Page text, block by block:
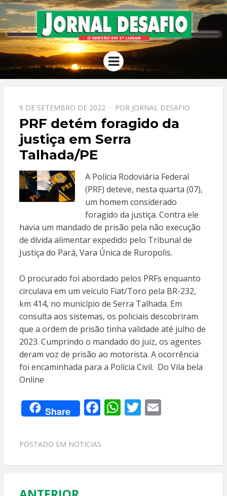
JORNAL
DESAFIO
O Sertão em 1º Lugar
Menu
PPOSTADO
EM
9 DE SETEMBRO DE 2022 POR JORNAL DESAFIO
PRF detém foragido da
justiça em Serra
Talhada/PE
A Polícia Rodoviária Federal
(PRF) deteve, nesta quarta (07),
um homem considerado
foragido da justiça. Contra ele
havia um mandado de prisão pela não execução
de dívida alimentar expedido pelo Tribunal de
Justiça do Pará, Vara Única de Ruropolis.
O procurado foi abordado pelos PRFs enquanto
circulava em um veículo Fiat/Toro pela BR-232,
km 414, no município de Serra Talhada. Em
consulta aos sistemas, os policiais descobriram
que a ordem de prisão tinha validade até julho de
2023. Cumprindo o mandado do juiz, os agentes
deram voz de prisão ao motorista. A ocorrência
foi encaminhada para a Polícia Civil. Do Vila bela
Online
Share F
e
o
W
A
T E
POSTADO EM NOTICIAS